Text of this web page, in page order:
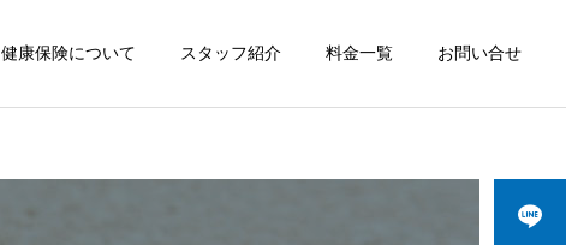
健康保険について スタッフ紹介 料金一覧 お問い合せ